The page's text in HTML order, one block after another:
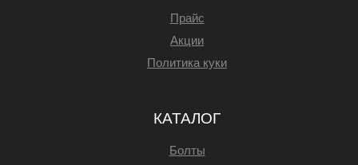
Прайс
Акции
Политика куки
КАТАЛОГ
Болты